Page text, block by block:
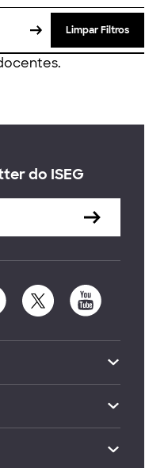
Limpar Filtros
do ISEG